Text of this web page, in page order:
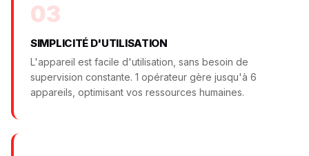
03
SIMPLICITÉ D'UTILISATION
L'appareil est facile d'utilisation, sans besoin de
supervision constante. 1 opérateur gère jusqu'à 6
appareils, optimisant vos ressources humaines.